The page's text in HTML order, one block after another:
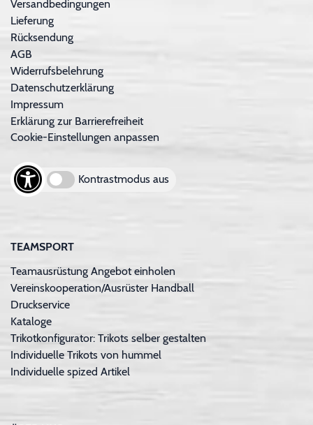
Versandbedingungen
Lieferung
Rücksendung
AGB
Widerrufsbelehrung
Datenschutzerklärung
Impressum
Erklärung zur Barrierefreiheit
Cookie-Einstellungen anpassen
Kontrastmodus aus
TEAMSPORT
Teamausrüstung Angebot einholen
Vereinskooperation/Ausrüster Handball
Druckservice
Kataloge
Trikotkonfigurator: Trikots selber gestalten
Individuelle Trikots von hummel
Individuelle spized Artikel